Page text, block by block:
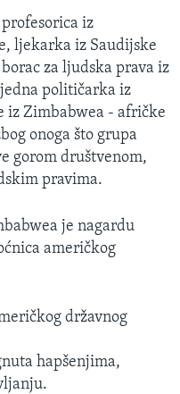
iz
ljekarka iz Saudijske
za ljudska prava iz
političarka iz
iz Zimbabwea - afričke
onoga što grupa
gorom društvenom,
pravima.
je nagardu
američkog
državnog
hapšenjima,